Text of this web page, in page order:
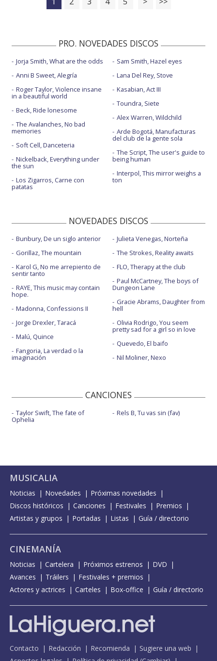
PRO. NOVEDADES DISCOS
Jorja Smith, What are the odds
Anni B Sweet, Alegría
Roger Taylor, Violence insane
in a beautiful world
Beck, Ride lonesome
The Avalanches, No bad
memories
Soft Cell, Danceteria
Nickelback, Everything under
the sun
Los Zigarros, Carne con
patatas
Sam Smith, Hazel eyes
Lana Del Rey, Stove
Kasabian, Act III
Toundra, Siete
Alex Warren, Wildchild
Arde Bogotá, Manufacturas
del club de la gente sola
The Script, The user's guide to
being human
Interpol, This mirror weighs a
ton
NOVEDADES DISCOS
Bunbury, De un siglo anterior
Gorillaz, The mountain
Karol G, No me arrepiento de
sentir tanto
RAYE, This music may contain
hope.
Madonna, Confessions II
Jorge Drexler, Taracá
Malú, Quince
Fangoria, La verdad o la
imaginación
Julieta Venegas, Norteña
The Strokes, Reality awaits
FLO, Therapy at the club
Paul McCartney, The boys of
Dungeon Lane
Gracie Abrams, Daughter from
hell
Olivia Rodrigo, You seem
pretty sad for a girl so in love
Quevedo, El baifo
Nil Moliner, Nexo
CANCIONES
Taylor Swift, The fate of
Ophelia
Rels B, Tu vas sin (fav)
MUSICALIA
Noticias Novedades
Próximas novedades
Discos históricos
Canciones Festivales
Premios
Artistas y grupos
Portadas Listas Guía / directorio
CINEMANÍA
Noticias Cartelera Próximos estrenos
DVD
Avances
Tráilers
Festivales + premios
Actores y actrices
Carteles Box-office Guía / directorio
Contacto Redacción Recomienda
Sugiere una web